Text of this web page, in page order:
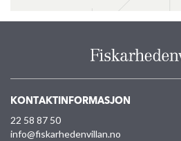
KONTAKTINFORMASJON
22 58 87 50
info@fiskarhedenvillan.no